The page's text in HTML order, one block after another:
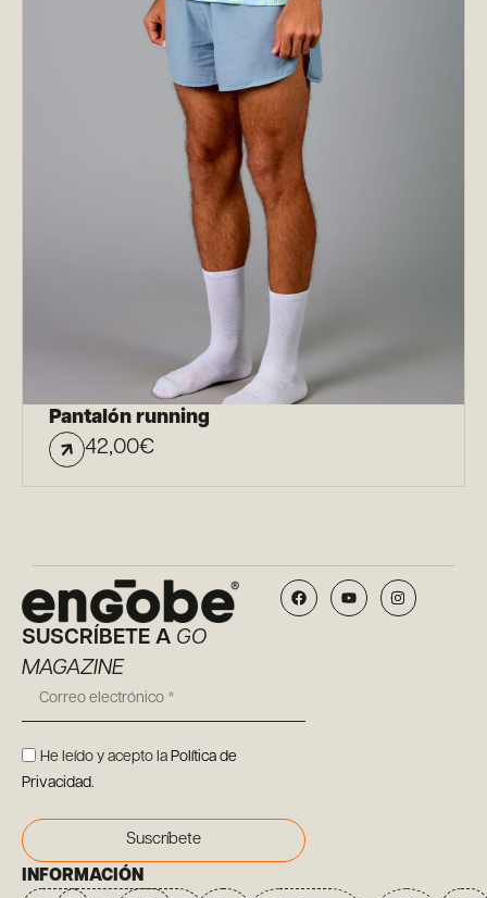
Pantalón running
42,00€
SUSCRÍBETE A GO
MAGAZINE
He leído y acepto la Política de
Privacidad.
Suscríbete
INFORMACIÓN